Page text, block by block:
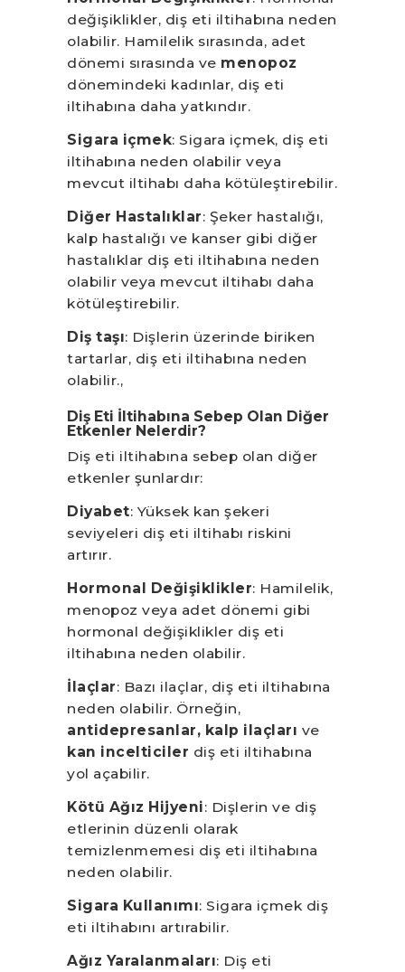
değişiklikler, diş eti iltihabına neden
olabilir. Hamilelik sırasında, adet
dönemi sırasında ve menopoz
dönemindeki kadınlar, diş eti
iltihabına daha yatkındır.
Sigara içmek: Sigara içmek, diş eti
iltihabına neden olabilir veya
mevcut iltihabı daha kötüleştirebilir.
Diğer Hastalıklar: Şeker hastalığı,
kalp hastalığı ve kanser gibi diğer
hastalıklar diş eti iltihabına neden
olabilir veya mevcut iltihabı daha
kötüleştirebilir.
Diş taşı: Dişlerin üzerinde biriken
tartarlar, diş eti iltihabına neden
olabilir.,
Diş Eti İltihabına Sebep Olan Diğer
Etkenler Nelerdir?
Diş eti iltihabına sebep olan diğer
etkenler şunlardır:
Diyabet: Yüksek kan şekeri
seviyeleri diş eti iltihabı riskini
artırır.
Hormonal Değişiklikler: Hamilelik,
menopoz veya adet dönemi gibi
hormonal değişiklikler diş eti
iltihabına neden olabilir.
İlaçlar: Bazı ilaçlar, diş eti iltihabına
neden olabilir. Örneğin,
antidepresanlar, kalp ilaçları ve
kan incelticiler diş eti iltihabına
yol açabilir.
Kötü Ağız Hijyeni: Dişlerin ve diş
etlerinin düzenli olarak
temizlenmemesi diş eti iltihabına
neden olabilir.
Sigara Kullanımı: Sigara içmek diş
eti iltihabını artırabilir.
Ağız Yaralanmaları: Diş eti